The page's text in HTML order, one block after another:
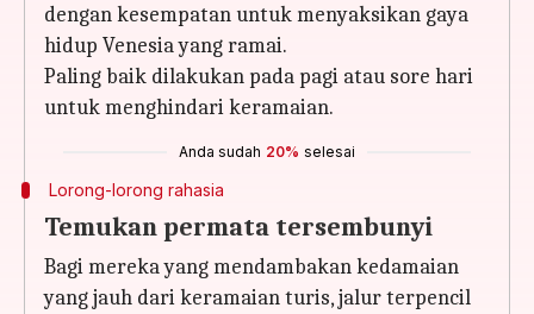
dengan kesempatan untuk menyaksikan gaya
hidup Venesia yang ramai.
Paling baik dilakukan pada pagi atau sore hari
untuk menghindari keramaian.
Anda sudah 20% selesai
Lorong-lorong rahasia
Temukan permata tersembunyi
Bagi mereka yang mendambakan kedamaian
yang jauh dari keramaian turis, jalur terpencil